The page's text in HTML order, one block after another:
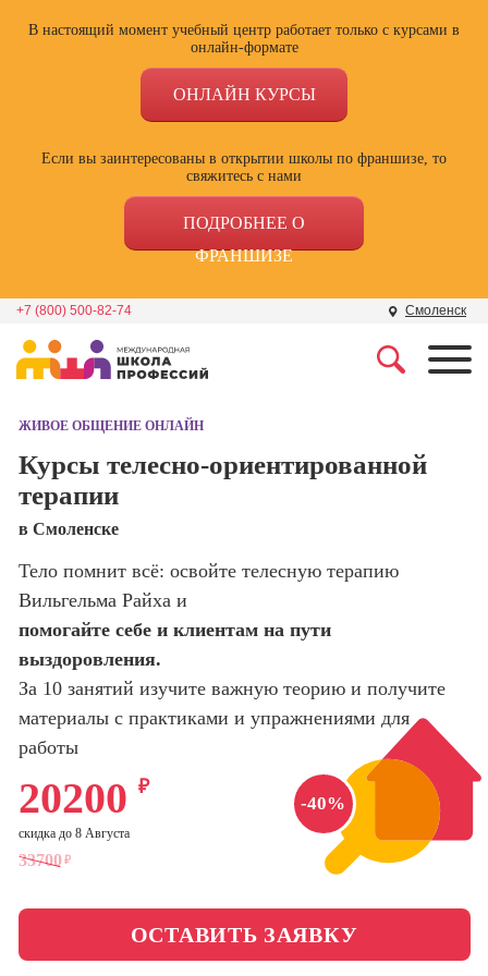
В настоящий момент учебный центр работает только с курсами в
онлайн-формате
ОНЛАЙН КУРСЫ
Если вы заинтересованы в открытии школы по франшизе, то
свяжитесь с нами
ПОДРОБНЕЕ О
ФРАНШИЗЕ
+7 (800) 500-82-74 Смоленск
Школа дизайна
Школа нейросетей и
Школа психологии
Школа актерского
мастерства
Школа бизнеса и
управления
Онлайн-обучение
Специалист по
поисковой
сайтов)
Профессия
маркетингу в
социальных
сетях (SMM-
менеджер)
Профессия
Специалист по
Курсы
ЖИВОЕ ОБЩЕНИЕ ОНЛАЙН
Курсы телесно-ориентированной
терапии
в Смоленске
Тело помнит всё: освойте телесную терапию
Вильгельма Райха и
помогайте себе и клиентам на пути
выздоровления.
За 10 занятий изучите важную теорию и получите
материалы с практиками и упражнениями для
работы
-40%
33700 ₽
20200 ₽
скидка до 8 Августа
ОСТАВИТЬ ЗАЯВКУ